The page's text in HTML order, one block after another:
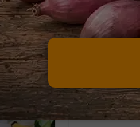
EAN:
Inhalt
0,6 g (reicht
Wie